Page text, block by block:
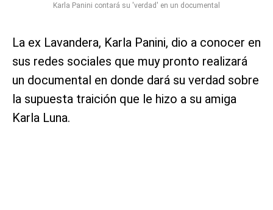
Karla Panini contará su 'verdad' en un documental
La ex Lavandera, Karla Panini, dio a conocer en
sus redes sociales que muy pronto realizará
un documental en donde dará su verdad sobre
la supuesta traición que le hizo a su amiga
Karla Luna.